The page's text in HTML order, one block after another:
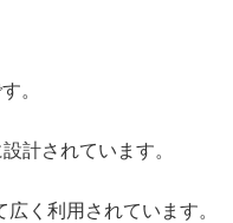
。
計されています。
く利用されています。